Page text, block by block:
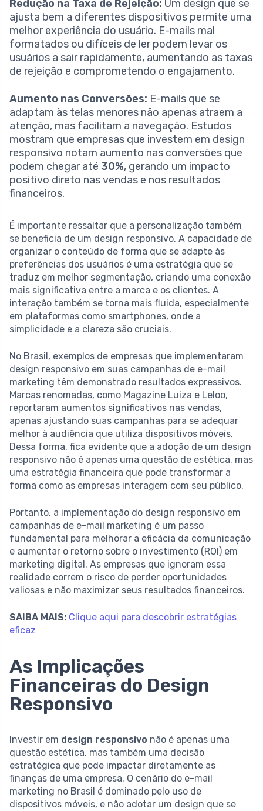
Redução na Taxa de Rejeição: Um design que se
ajusta bem a diferentes dispositivos permite uma
melhor experiência do usuário. E-mails mal
formatados ou difíceis de ler podem levar os
usuários a sair rapidamente, aumentando as taxas
de rejeição e comprometendo o engajamento.
Aumento nas Conversões: E-mails que se
adaptam às telas menores não apenas atraem a
atenção, mas facilitam a navegação. Estudos
mostram que empresas que investem em design
responsivo notam aumento nas conversões que
podem chegar até 30%, gerando um impacto
positivo direto nas vendas e nos resultados
financeiros.
É importante ressaltar que a personalização também
se beneficia de um design responsivo. A capacidade de
organizar o conteúdo de forma que se adapte às
preferências dos usuários é uma estratégia que se
traduz em melhor segmentação, criando uma conexão
mais significativa entre a marca e os clientes. A
interação também se torna mais fluida, especialmente
em plataformas como smartphones, onde a
simplicidade e a clareza são cruciais.
No Brasil, exemplos de empresas que implementaram
design responsivo em suas campanhas de e-mail
marketing têm demonstrado resultados expressivos.
Marcas renomadas, como Magazine Luiza e Leloo,
reportaram aumentos significativos nas vendas,
apenas ajustando suas campanhas para se adequar
melhor à audiência que utiliza dispositivos móveis.
Dessa forma, fica evidente que a adoção de um design
responsivo não é apenas uma questão de estética, mas
uma estratégia financeira que pode transformar a
forma como as empresas interagem com seu público.
Portanto, a implementação do design responsivo em
campanhas de e-mail marketing é um passo
fundamental para melhorar a eficácia da comunicação
e aumentar o retorno sobre o investimento (ROI) em
marketing digital. As empresas que ignoram essa
realidade correm o risco de perder oportunidades
valiosas e não maximizar seus resultados financeiros.
SAIBA MAIS: Clique aqui para descobrir estratégias
eficaz
As Implicações
Financeiras do Design
Responsivo
Investir em design responsivo não é apenas uma
questão estética, mas também uma decisão
estratégica que pode impactar diretamente as
finanças de uma empresa. O cenário do e-mail
marketing no Brasil é dominado pelo uso de
dispositivos móveis, e não adotar um design que se